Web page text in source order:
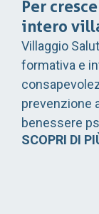
Per
intero
Villaggio
formativa e
prevenzione
benessere
SCOPRI DI